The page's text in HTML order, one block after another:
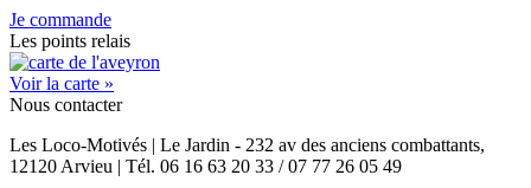
Je commande
Les points relais
Voir la carte »
Nous contacter
Les Loco-Motivés | Le Jardin - 232 av des anciens combattants,
12120 Arvieu | Tél. 06 16 63 20 33 / 07 77 26 05 49